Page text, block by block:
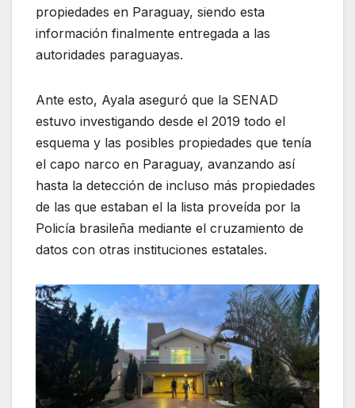
propiedades en Paraguay, siendo esta
información finalmente entregada a las
autoridades paraguayas.
Ante esto, Ayala aseguró que la SENAD
estuvo investigando desde el 2019 todo el
esquema y las posibles propiedades que tenía
el capo narco en Paraguay, avanzando así
hasta la detección de incluso más propiedades
de las que estaban el la lista proveída por la
Policía brasileña mediante el cruzamiento de
datos con otras instituciones estatales.